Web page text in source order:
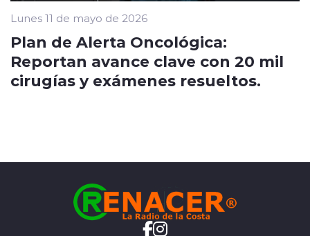
Lunes 11 de mayo de 2026
Plan de Alerta Oncológica:
Reportan avance clave con 20 mil
cirugías y exámenes resueltos.